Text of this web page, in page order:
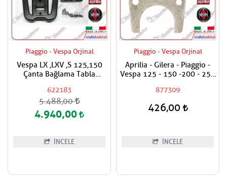
Piaggio - Vespa Orjinal
Vespa LX ,LXV ,S 125,150
Çanta Bağlama Tabla
622183
5.488,00
4.940,00
İNCELE
Piaggio - Vespa Orjinal
Aprilia - Gilera - Piaggio -
Vespa 125 - 150 -200 - 250
Hilali
877309
426,00
İNCELE